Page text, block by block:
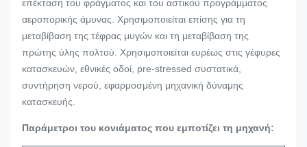
επέκταση του φράγματος και του αστικού προγράμματος
αεροπορικής άμυνας. Χρησιμοποιείται επίσης για τη
μεταβίβαση της τέφρας μυγών και τη μεταβίβαση της
πρώτης ύλης πολτού. Χρησιμοποιείται ευρέως στις γέφυρες
κατασκευών, εθνικές οδοί, pre-stressed συστατικά,
συντήρηση νερού, εφαρμοσμένη μηχανική δύναμης
κατασκευής.
Παράμετροι του κονιάματος που εμποτίζει τη μηχανή: